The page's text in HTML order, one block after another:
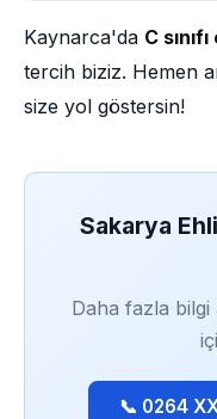
Kaynarca'da C
tercih biziz. Hemen
size yol göstersin!
Sakarya
Daha fazla bilgi
📞 0264